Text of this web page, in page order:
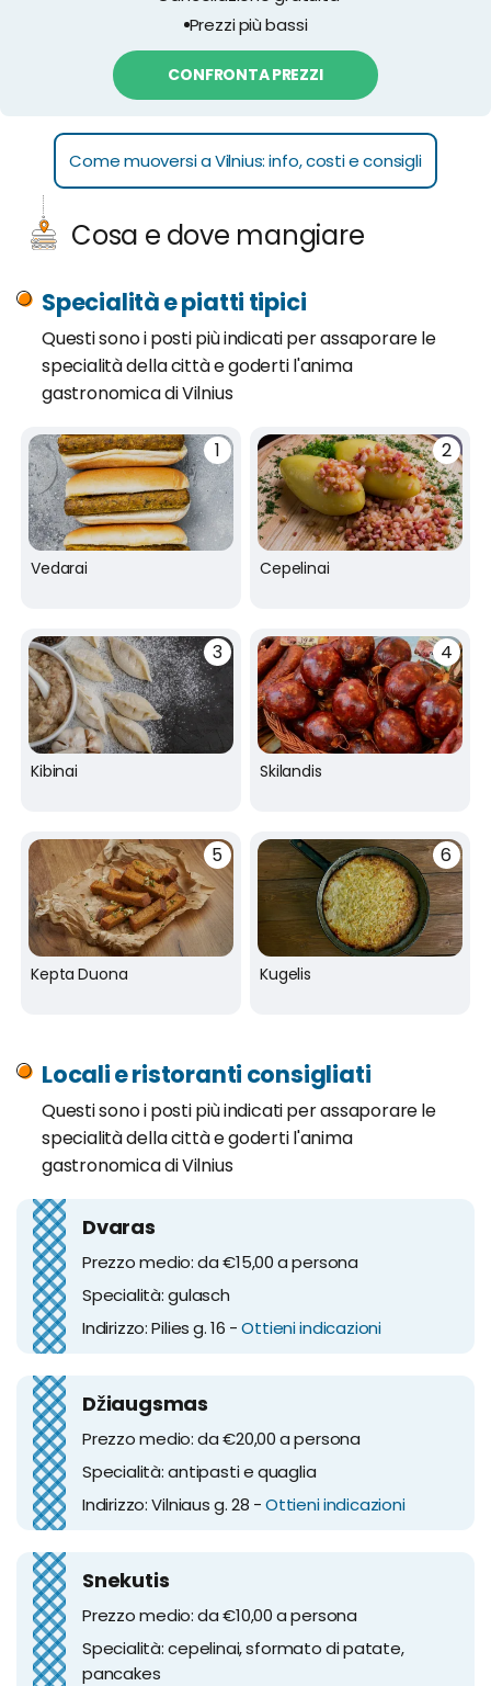
Prezzi più bassi
CONFRONTA PREZZI
Come muoversi a Vilnius: info, costi e consigli
Cosa e dove mangiare
Specialità e piatti tipici
Questi sono i posti più indicati per assaporare le
specialità della città e goderti l'anima
gastronomica di Vilnius
Vedarai Cepelinai
Kibinai Skilandis
Kepta Duona Kugelis
Locali e ristoranti consigliati
Questi sono i posti più indicati per assaporare le
specialità della città e goderti l'anima
gastronomica di Vilnius
Dvaras
Prezzo medio: da €15,00 a persona
Specialità: gulasch
Indirizzo: Pilies g. 16 -Ottieni indicazioni
Džiaugsmas
Prezzo medio: da €20,00 a persona
Specialità: antipasti e quaglia
Indirizzo: Vilniaus g. 28 -Ottieni indicazioni
Snekutis
Prezzo medio: da €10,00 a persona
Specialità: cepelinai, sformato di patate,
pancakes